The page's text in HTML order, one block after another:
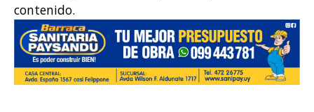
contenido.